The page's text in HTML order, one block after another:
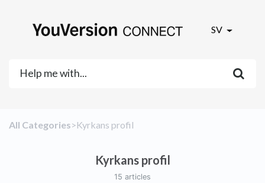
SV
All Categories​>​​Kyrkans profil
Kyrkans profil
15 articles